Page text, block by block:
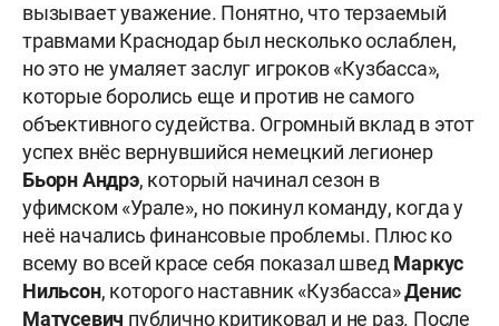
вызывает уважение. Понятно, что терзаемый
травмами Краснодар был несколько ослаблен,
но это не умаляет заслуг игроков «Кузбасса»,
которые боролись еще и против не самого
объективного судейства. Огромный вклад в этот
успех внёс вернувшийся немецкий легионер
Бьорн Андрэ, который начинал сезон в
уфимском «Урале», но покинул команду, когда у
неё начались финансовые проблемы. Плюс ко
всему во всей красе себя показал швед Маркус
Нильсон, которого наставник «Кузбасса»Денис
Матусевич публично критиковал и не раз. После